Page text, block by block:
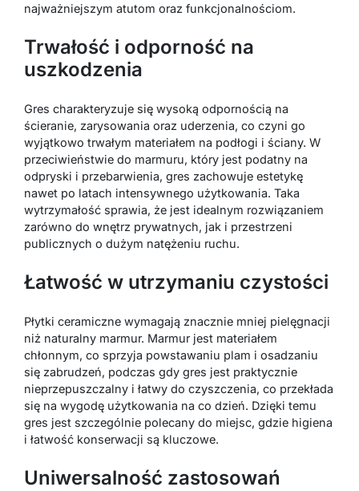
najważniejszym atutom oraz funkcjonalnościom.
Trwałość i odporność na
uszkodzenia
Gres charakteryzuje się wysoką odpornością na
ścieranie, zarysowania oraz uderzenia, co czyni go
wyjątkowo trwałym materiałem na podłogi i ściany. W
przeciwieństwie do marmuru, który jest podatny na
odpryski i przebarwienia, gres zachowuje estetykę
nawet po latach intensywnego użytkowania. Taka
wytrzymałość sprawia, że jest idealnym rozwiązaniem
zarówno do wnętrz prywatnych, jak i przestrzeni
publicznych o dużym natężeniu ruchu.
Łatwość w utrzymaniu czystości
Płytki ceramiczne wymagają znacznie mniej pielęgnacji
niż naturalny marmur. Marmur jest materiałem
chłonnym, co sprzyja powstawaniu plam i osadzaniu
się zabrudzeń, podczas gdy gres jest praktycznie
nieprzepuszczalny i łatwy do czyszczenia, co przekłada
się na wygodę użytkowania na co dzień. Dzięki temu
gres jest szczególnie polecany do miejsc, gdzie higiena
i łatwość konserwacji są kluczowe.
Uniwersalność zastosowań